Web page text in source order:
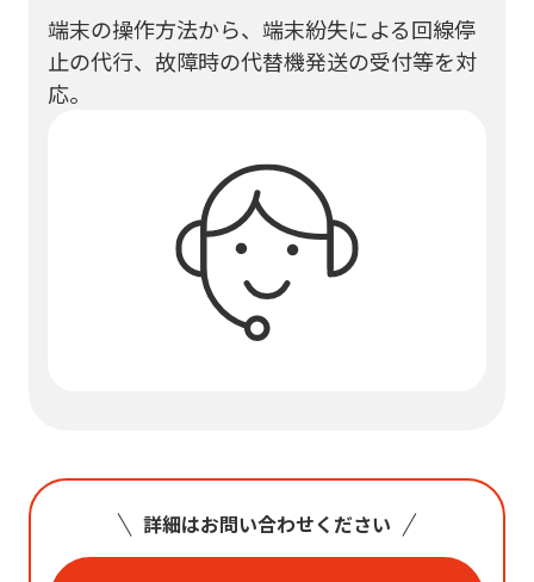
端末の操作方法から、端末紛失による回線停
止の代行、故障時の代替機発送の受付等を対
応。
詳細はお問い合わせください